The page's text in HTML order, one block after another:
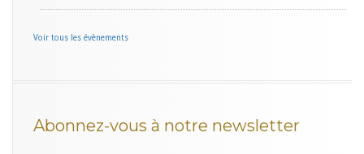
Voir tous les évènements
Abonnez-vous à notre newsletter